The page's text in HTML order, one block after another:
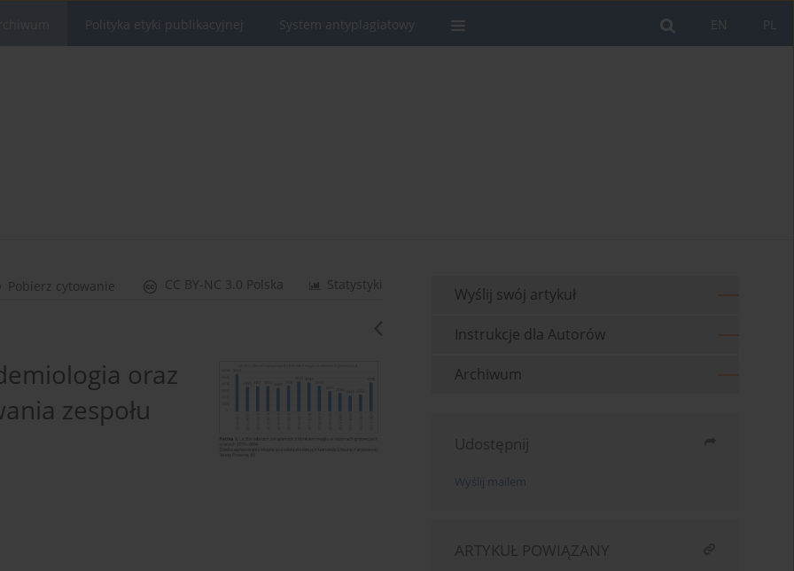
PL
EN
Polityka etyki publikacyjnej System antyplagiatowy
Statystyki
CC BY-NC 3.0 Polska
Pobierz cytowanie
oraz
zespołu
Wyślij swój artykuł
Instrukcje dla Autorów
Archiwum
Udostępnij
Wyślij mailem
ARTYKUŁ POWIĄZANY